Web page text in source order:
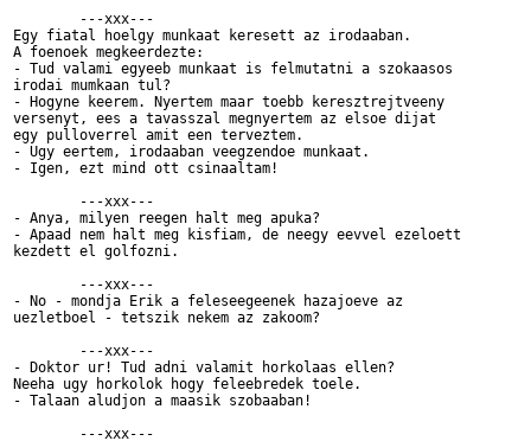
Egy fiatal hoelgy munkaat keresett az irodaaban.
A foenoek megkeerdezte:
- Tud valami egyeeb munkaat is felmutatni a szokaasos
irodai mumkaan tul?
- Hogyne keerem. Nyertem maar toebb keresztrejtveeny
versenyt, ees a tavasszal megnyertem az elsoe dijat
egy pulloverrel amit een terveztem.
- Ugy eertem, irodaaban veegzendoe munkaat.
- Igen, ezt mind ott csinaaltam!
- Anya, milyen reegen halt meg apuka?
- Apaad nem halt meg kisfiam, de neegy eevvel ezeloett
kezdett el golfozni.
- No - mondja Erik a feleseegeenek hazajoeve az
uezletboel - tetszik nekem az zakoom?
- Doktor ur! Tud adni valamit horkolaas ellen?
Neeha ugy horkolok hogy feleebredek toele.
- Talaan aludjon a maasik szobaaban!